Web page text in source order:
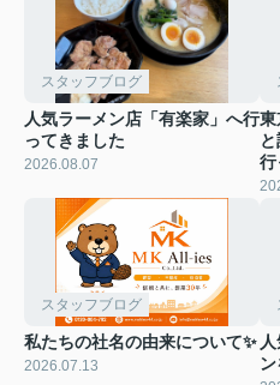
スタッフブログ
人気ラーメン店「有楽家」へ行
ってきました
2026.08.07
東
行
スタッフブログ
私たちの社名の由来について✨
2026.07.13